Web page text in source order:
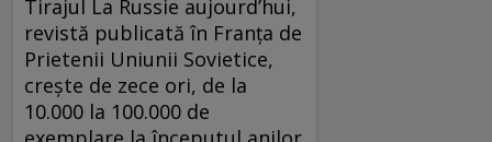
Tirajul La Russie aujourd’hui,
revistă publicată în Franța de
Prietenii Uniunii Sovietice,
crește de zece ori, de la
10.000 la 100.000 de